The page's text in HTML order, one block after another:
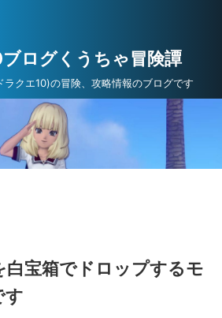
ブログくうちゃ冒険譚
ラクエ10)の冒険、攻略情報のブログです
白宝箱でドロップするモ
す